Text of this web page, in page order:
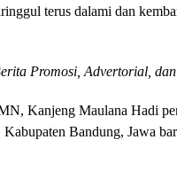
terus dalami dan
Promosi, Advertorial,
Kanjeng Maulana Hadi
Bandung, Jawa